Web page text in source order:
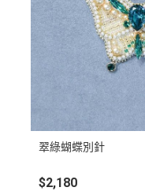
翠綠蝴蝶別針
$2,180